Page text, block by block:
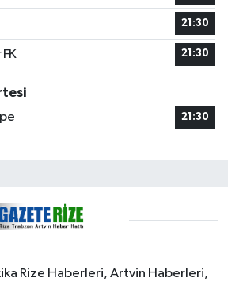
21:30
21:30
21:30
Rize Haberleri, Artvin Haberleri,